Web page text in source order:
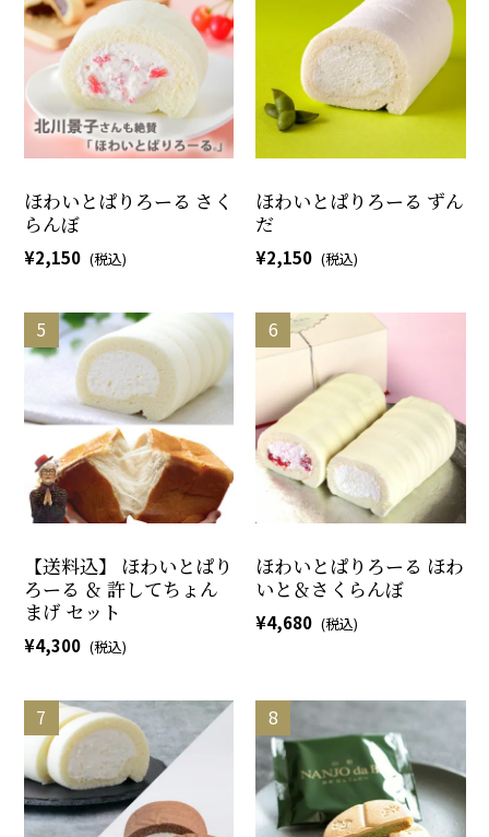
ほわいとぱりろーる さく
らんぼ
2,150
ほわいとぱりろーる ずん
だ
2,150
【送料込】 ほわいとぱり
ろーる ＆ 許してちょん
まげ セット
4,300
ほわいとぱりろーる ほわ
いと＆さくらんぼ
4,680